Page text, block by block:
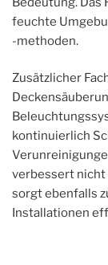
feuchte
-methoden.
Zusätzlicher
kontinuierlich
verbessert nicht
sorgt ebenfalls
Installationen